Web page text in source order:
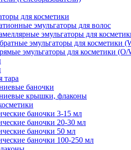
для косметики
эмульгаторы для волос
эмульгаторы для
эмульгаторы для косметики
эмульгаторы для косметики (O/
тара
баночки
крышки, флаконы
баночки 3-15 мл
баночки 20-30 мл
баночки 50 мл
баночки 100-250 мл